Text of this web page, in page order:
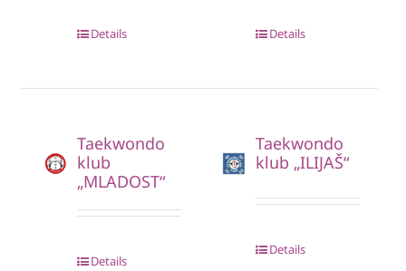
Details Details
Taekwondo
klub
„MLADOST“
Details
Taekwondo
klub „ILIJAŠ“
Details